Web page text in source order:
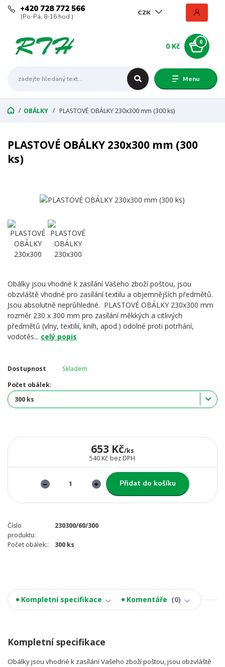
Menu
CZK
+420 728 772 566
(Po-Pá, 8-16 hod.)
0
0 Kč
OBÁLKY PLASTOVÉ OBÁLKY 230x300 mm (300 ks)
PLASTOVÉ OBÁLKY 230x300 mm (300
ks)
Obálky jsou vhodné k zasílání Vašeho zboží poštou, jsou
obzvláště vhodné pro zasílání textilu a objemnějších předmětů.
Jsou absolutně neprůhledné. PLASTOVÉ OBÁLKY 230x300 mm
rozměr 230 x 300 mm pro zasílání měkkých a citlivých
předmětů (vlny, textilií, knih, apod.) odolné proti potrhání,
vodotěs... celý popis
Dostupnost
Skladem
Počet obálek:
653 Kč/ks
540 Kč bez DPH
Přidat do košíku
Číslo
produktu:
230300/60/300
Počet obálek:: 300 ks
Kompletní specifikace Komentáře 0
Kompletní specifikace
Obálky jsou vhodné k zasílání Vašeho zboží poštou, jsou obzvláště